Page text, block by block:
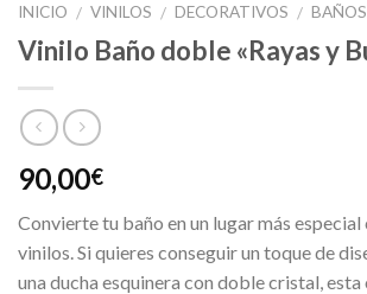
INICIO / VINILOS / DECORATIVOS / BAÑOS
Vinilo Baño doble «Rayas y
90,00€
Convierte tu baño en un lugar más especial
vinilos. Si quieres conseguir un toque de
una ducha esquinera con doble cristal,